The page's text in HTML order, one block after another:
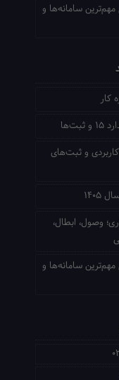
سامانه‌ها و
کاربردی و ثبت‌های
وصول، ابطال،
سامانه‌ها و